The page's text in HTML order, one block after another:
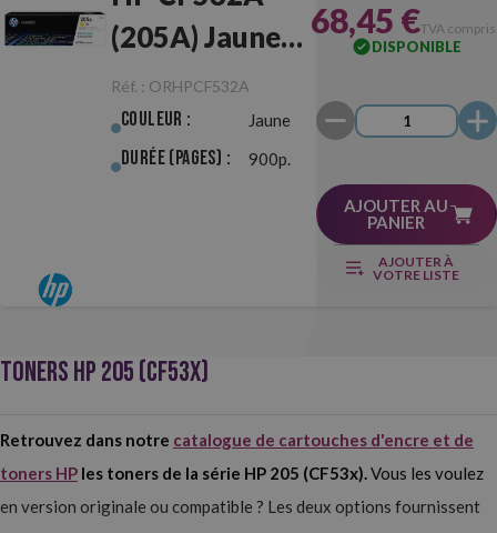
(205A) Jaune
Originale
Réf. : ORHPCF532A
Couleur : Jaune
Durée (pages) : 900p.
68,45 €TVA
DISPONIBLE
AJOUTER AU
PANIER
AJOUTER À
VOTRE LISTE
TONERS HP 205 (CF53X)
Retrouvez dans notre catalogue de cartouches d'encre et de
toners HP les toners de la série HP 205 (CF53x).Vous les voulez
en version originale ou compatible ? Les deux options fournissent